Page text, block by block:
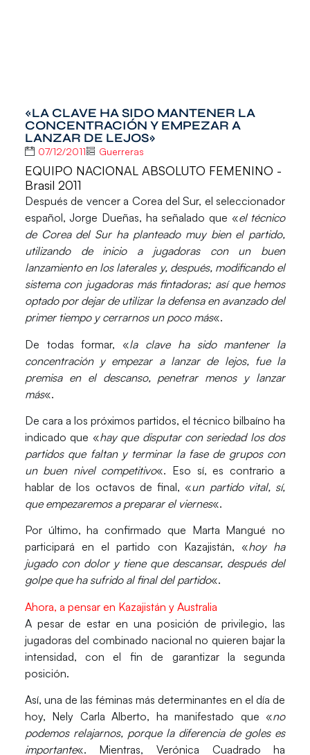
«LA CLAVE HA SIDO MANTENER LA
CONCENTRACIÓN Y EMPEZAR A
LANZAR DE LEJOS»
07/12/2011 Guerreras
EQUIPO NACIONAL ABSOLUTO FEMENINO -
Brasil 2011
Después de vencer a Corea del Sur, el seleccionador
español, Jorge Dueñas, ha señalado que «el técnico
de Corea del Sur ha planteado muy bien el partido,
utilizando de inicio a jugadoras con un buen
lanzamiento en los laterales y, después, modificando el
sistema con jugadoras más fintadoras; así que hemos
optado por dejar de utilizar la defensa en avanzado del
primer tiempo y cerrarnos un poco más«.
De todas formar, «la clave ha sido mantener la
concentración y empezar a lanzar de lejos, fue la
premisa en el descanso, penetrar menos y lanzar
más«.
De cara a los próximos partidos, el técnico bilbaíno ha
indicado que «hay que disputar con seriedad los dos
partidos que faltan y terminar la fase de grupos con
un buen nivel competitivo«. Eso sí, es contrario a
hablar de los octavos de final, «un partido vital, sí,
que empezaremos a preparar el viernes«.
Por último, ha confirmado que Marta Mangué no
participará en el partido con Kazajistán, «hoy ha
jugado con dolor y tiene que descansar, después del
golpe que ha sufrido al final del partido«.
Ahora, a pensar en Kazajistán y Australia
A pesar de estar en una posición de privilegio, las
jugadoras del combinado nacional no quieren bajar la
intensidad, con el fin de garantizar la segunda
posición.
Así, una de las féminas más determinantes en el día de
hoy, Nely Carla Alberto, ha manifestado que «no
podemos relajarnos, porque la diferencia de goles es
importante«. Mientras, Verónica Cuadrado ha